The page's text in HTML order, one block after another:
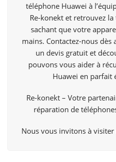
téléphone Huawei à
Re-konektet retrouvez la
sachant que votre
mains. Contactez-nous
un devis gratuit et
pouvons vous aider à
Huawei en parfait
Re-konekt – Votre
réparation de
Nous vous invitons à